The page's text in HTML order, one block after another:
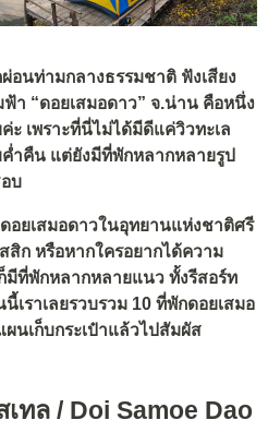
อนท่ามกลางธรรมชาติ ฟังเสียง
า “ดอยเสมอดาว” จ.น่าน คือหนึ่ง
ะ เพราะที่นี่ไม่ได้มีดีแค่วิวทะเล
ำคืน แต่ยังมีที่พักหลากหลายรูป
บ
อยเสมอดาวในอุทยานแห่งชาติศรี
ก หรือหากใครอยากได้ความ
มีที่พักหลากหลายแนว ทั้งรีสอร์ท
เราเลยรวบรวม 10 ที่พักดอยเสมอ
นเก็บกระเป๋าแล้วไปสัมผัส
ทล / Doi Samoe Dao